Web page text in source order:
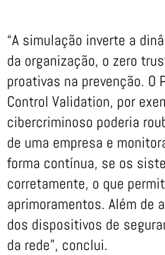
“A simulação inverte a
da organização, o zero
proativas na prevenção. O
Control Validation, por
cibercriminoso poderia
de uma empresa e
forma contínua, se os
corretamente, o que
aprimoramentos. Além de
dos dispositivos de
da rede”, conclui.